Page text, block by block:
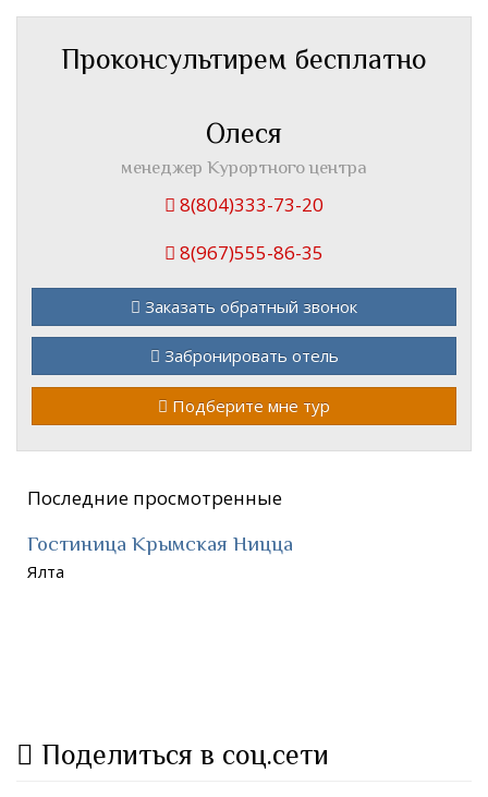
Проконсультирем бесплатно
Олеся
менеджер Курортного центра
8(804)333-73-20
8(967)555-86-35
Заказать обратный звонок
Забронировать отель
Подберите мне тур
Последние просмотренные
Гостиница Крымская Ницца
Ялта
Поделиться в соц.сети